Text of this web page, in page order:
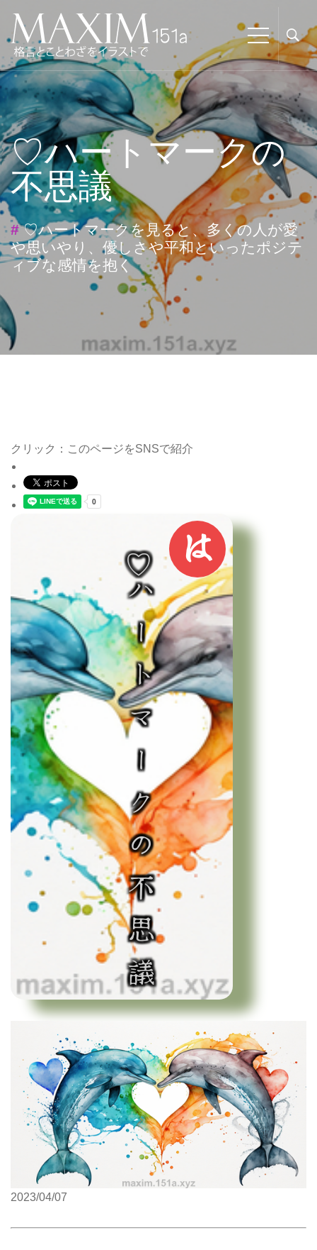
♡ハートマークの
不思議
#♡ハートマークを見ると、多くの人が愛
や思いやり、優しさや平和といったポジテ
ィブな感情を抱く
クリック：このページをSNSで紹介
は
♡ハートマークの不思議
2023/04/07